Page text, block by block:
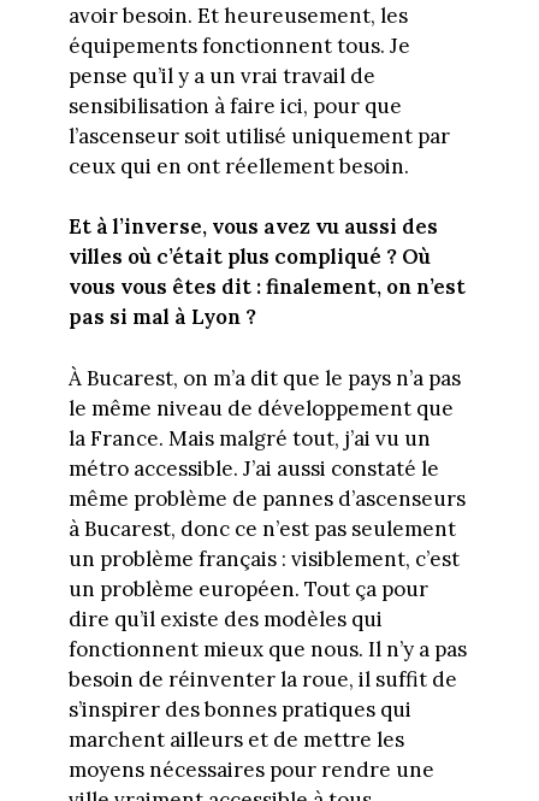
avoir besoin. Et heureusement, les
équipements fonctionnent tous. Je
pense qu’il y a un vrai travail de
sensibilisation à faire ici, pour que
l’ascenseur soit utilisé uniquement par
ceux qui en ont réellement besoin.
Et à l’inverse, vous avez vu aussi des
villes où c’était plus compliqué ? Où
vous vous êtes dit : finalement, on n’est
pas si mal à Lyon ?
À Bucarest, on m’a dit que le pays n’a pas
le même niveau de développement que
la France. Mais malgré tout, j’ai vu un
métro accessible. J’ai aussi constaté le
même problème de pannes d’ascenseurs
à Bucarest, donc ce n’est pas seulement
un problème français : visiblement, c’est
un problème européen. Tout ça pour
dire qu’il existe des modèles qui
fonctionnent mieux que nous. Il n’y a pas
besoin de réinventer la roue, il suffit de
s’inspirer des bonnes pratiques qui
marchent ailleurs et de mettre les
moyens nécessaires pour rendre une